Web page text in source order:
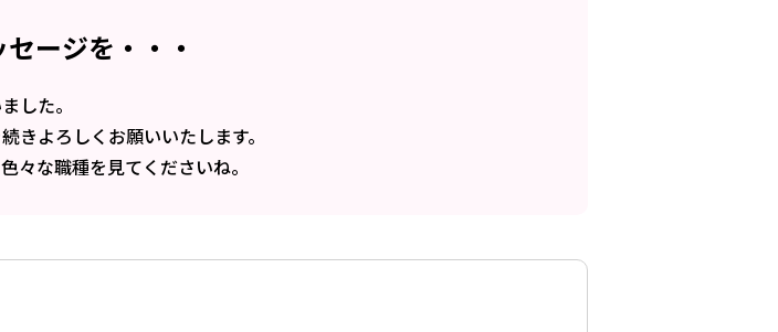
ージを・・・
した。
きよろしくお願いいたします。
々な職種を見てくださいね。